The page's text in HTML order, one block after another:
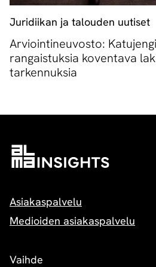
Juridiikan ja talouden uutiset
Arviointineuvosto:
rangaistuksia koventava
tarkennuksia
Asiakaspalvelu
Medioiden asiakaspalvelu
Vaihde